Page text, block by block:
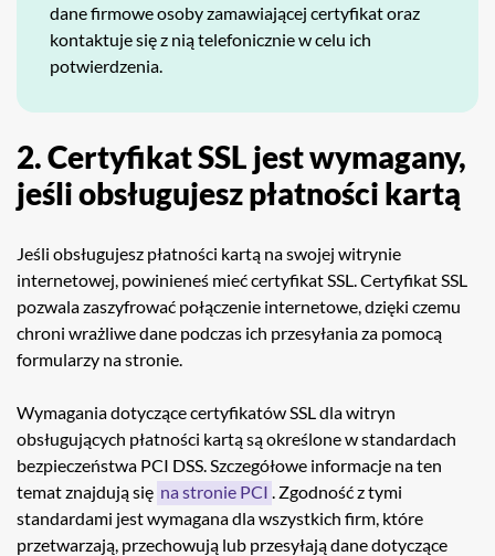
dane firmowe osoby zamawiającej certyfikat oraz
kontaktuje się z nią telefonicznie w celu ich
potwierdzenia.
2. Certyfikat SSL jest wymagany,
jeśli obsługujesz płatności kartą
Jeśli obsługujesz płatności kartą na swojej witrynie
internetowej, powinieneś mieć certyfikat SSL. Certyfikat SSL
pozwala zaszyfrować połączenie internetowe, dzięki czemu
chroni wrażliwe dane podczas ich przesyłania za pomocą
formularzy na stronie.
Wymagania dotyczące certyfikatów SSL dla witryn
obsługujących płatności kartą są określone w standardach
bezpieczeństwa PCI DSS. Szczegółowe informacje na ten
temat znajdują się na stronie PCI . Zgodność z tymi
standardami jest wymagana dla wszystkich firm, które
przetwarzają, przechowują lub przesyłają dane dotyczące